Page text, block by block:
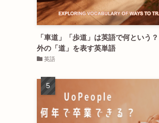
「車道」「歩道」は英語で何という
外の「道」を表す英単語
英語